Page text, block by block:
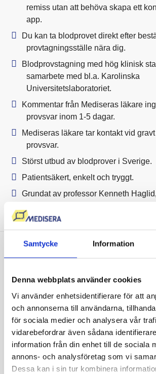
Samtycke Information
Denna webbplats använder cookies
Vi använder enhetsidentifierare för att
och annonserna till användarna,
för sociala medier och analysera vår
vidarebefordrar även sådana
information från din enhet till de sociala
annons- och analysföretag som vi
Dessa kan i sin tur kombinera
remiss utan att behöva skapa ett
app.
Du kan ta blodprovet direkt efter
provtagningsställe nära dig.
Blodprovstagning med hög klinisk
samarbete med bl.a. Karolinska
Universitetslaboratoriet.
Kommentar från Mediseras läkare
provsvar inom 1-5 dagar.
Mediseras läkare tar kontakt vid
provsvar.
Störst utbud av blodprover i Sverige.
Patientsäkert, enkelt och tryggt.
Grundat av professor Kenneth
Vi sätter våra
fokus
Att mitt D-vitaminvärde var
ingen aning om! Nu gör jag
få i mig det
vitamin och jag känner att
och mindre värk än tidigare.
se om värdet är bättre nästa